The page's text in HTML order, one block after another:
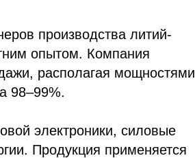
производства литий-
опытом. Компания
располагая мощностями
98–99%.
электроники, силовые
Продукция применяется